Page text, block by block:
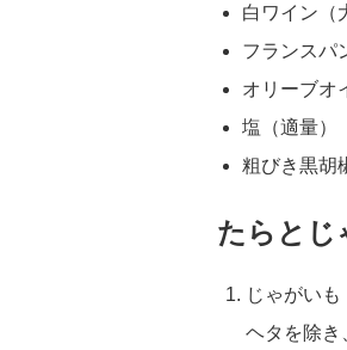
白ワイン（
フランスパ
オリーブオ
塩（適量）
粗びき黒胡
たらとじ
じゃがい
ヘタを除き